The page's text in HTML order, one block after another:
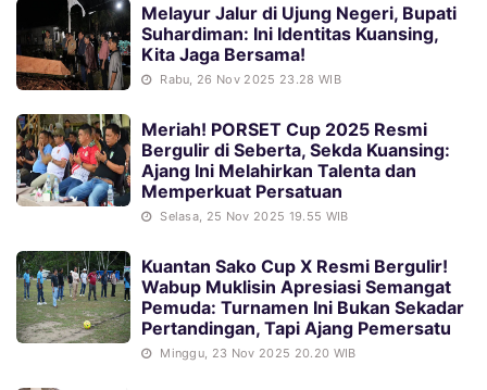
Melayur Jalur di Ujung Negeri, Bupati
Suhardiman: Ini Identitas Kuansing,
Kita Jaga Bersama!
Rabu, 26 Nov 2025 23.28 WIB
Meriah! PORSET Cup 2025 Resmi
Bergulir di Seberta, Sekda Kuansing:
Ajang Ini Melahirkan Talenta dan
Memperkuat Persatuan
Selasa, 25 Nov 2025 19.55 WIB
Kuantan Sako Cup X Resmi Bergulir!
Wabup Muklisin Apresiasi Semangat
Pemuda: Turnamen Ini Bukan Sekadar
Pertandingan, Tapi Ajang Pemersatu
Minggu, 23 Nov 2025 20.20 WIB